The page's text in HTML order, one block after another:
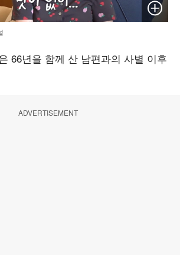
이미지
66년을 함께 산 남편과의 사별 이후
ADVERTISEMENT